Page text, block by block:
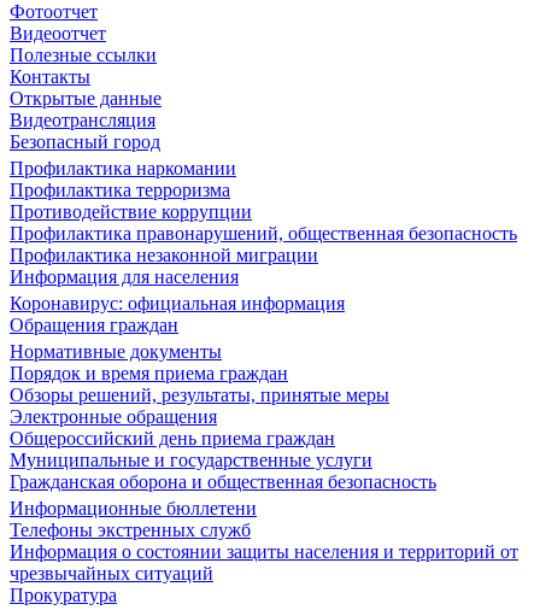
Фотоотчет
Видеоотчет
Полезные ссылки
Контакты
Открытые данные
Видеотрансляция
Безопасный город
Профилактика наркомании
Профилактика терроризма
Противодействие коррупции
Профилактика правонарушений, общественная безопасность
Профилактика незаконной миграции
Информация для населения
Коронавирус: официальная информация
Обращения граждан
Нормативные документы
Порядок и время приема граждан
Обзоры решений, результаты, принятые меры
Электронные обращения
Общероссийский день приема граждан
Муниципальные и государственные услуги
Гражданская оборона и общественная безопасность
Информационные бюллетени
Телефоны экстренных служб
Информация о состоянии защиты населения и территорий от
чрезвычайных ситуаций
Прокуратура